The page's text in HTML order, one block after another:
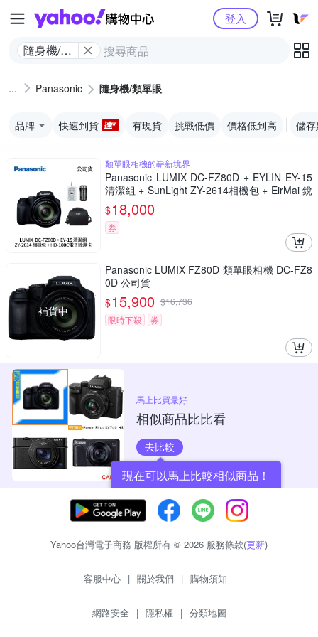
Yahoo購物中心
隨身機/類
登入
Panasonic 隨身機/類單眼
品牌 快速到貨 有現貨 挑戰低價 價格低到高 儲
類單眼相機的嶄新境界
Panasonic LUMIX DC-FZ80D + EYLIN EY-15
清潔組 + SunLight ZY-2614相機包 + EirMai 銳
瑪 HD-100C電子除濕卡 FZ80D (公司貨)
$18,000
券
補貨中
Panasonic LUMIX FZ80D 類單眼相機 DC-FZ8
0D 公司貨
$15,900 $16,736
限時下殺
券
馬上比買最好
相似商品比比看
去比較
現在可以馬上比較相似商品！
Yahoo台灣電子商務 版權所有 © 2026 服務條款(更新)
客服中心 | 關於我們 | 購物須知
網路安全 | 隱私權 | 分類地圖